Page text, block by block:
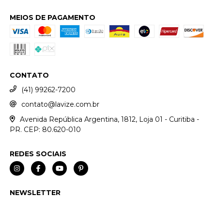
MEIOS DE PAGAMENTO
CONTATO
(41) 99262-7200
contato@lavize.com.br
Avenida República Argentina, 1812, Loja 01 - Curitiba -
PR. CEP: 80.620-010
REDES SOCIAIS
NEWSLETTER